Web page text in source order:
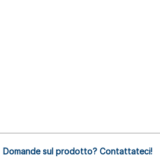
Domande sul prodotto? Contattateci!